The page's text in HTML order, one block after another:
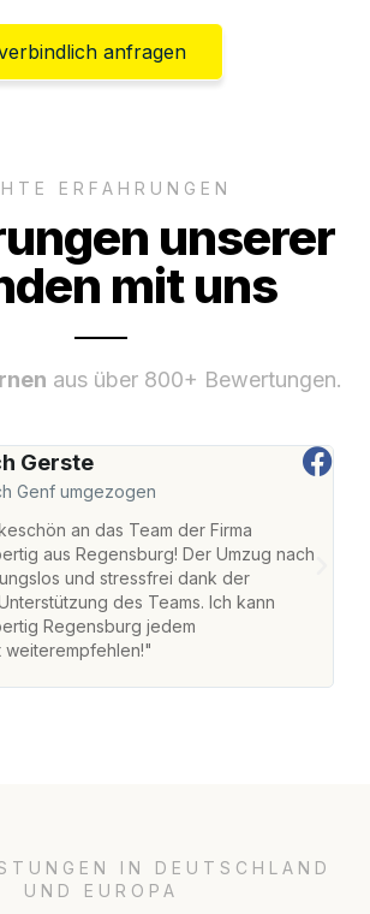
anfragen
ERFAHRUNGEN
unserer
mit uns
aus über 800+ Bewertungen.
Gerste
Genf umgezogen
an das Team der Firma
aus Regensburg! Der Umzug nach
und stressfrei dank der
des Teams. Ich kann
Regensburg jedem
weiterempfehlen!"
IN DEUTSCHLAND
UND EUROPA